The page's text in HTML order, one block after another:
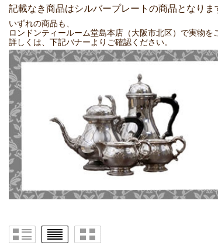
記載なき商品はシルバープレートの商品となりま
いずれの商品も、
ロンドンティールーム堂島本店（大阪市北区）で実物を
詳しくは、下記バナーよりご確認ください。